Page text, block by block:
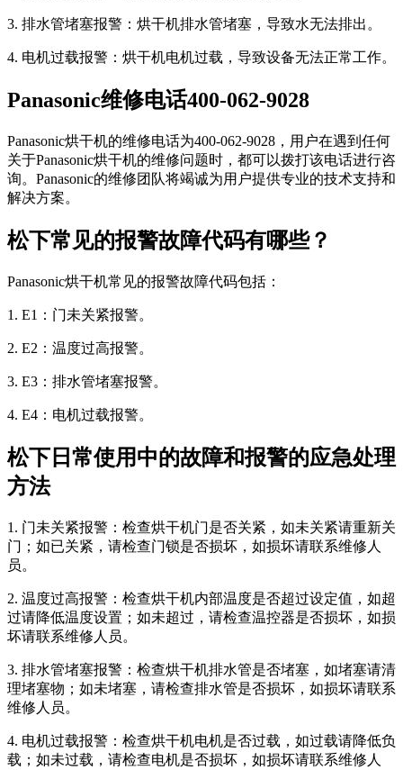
3. 排水管堵塞报警：烘干机排水管堵塞，导致水无法排出。
4. 电机过载报警：烘干机电机过载，导致设备无法正常工作。
Panasonic维修电话400-062-9028
Panasonic烘干机的维修电话为400-062-9028，用户在遇到任何
关于Panasonic烘干机的维修问题时，都可以拨打该电话进行咨
询。Panasonic的维修团队将竭诚为用户提供专业的技术支持和
解决方案。
松下常见的报警故障代码有哪些？
Panasonic烘干机常见的报警故障代码包括：
1. E1：门未关紧报警。
2. E2：温度过高报警。
3. E3：排水管堵塞报警。
4. E4：电机过载报警。
松下日常使用中的故障和报警的应急处理
方法
1. 门未关紧报警：检查烘干机门是否关紧，如未关紧请重新关
门；如已关紧，请检查门锁是否损坏，如损坏请联系维修人
员。
2. 温度过高报警：检查烘干机内部温度是否超过设定值，如超
过请降低温度设置；如未超过，请检查温控器是否损坏，如损
坏请联系维修人员。
3. 排水管堵塞报警：检查烘干机排水管是否堵塞，如堵塞请清
理堵塞物；如未堵塞，请检查排水管是否损坏，如损坏请联系
维修人员。
4. 电机过载报警：检查烘干机电机是否过载，如过载请降低负
载；如未过载，请检查电机是否损坏，如损坏请联系维修人